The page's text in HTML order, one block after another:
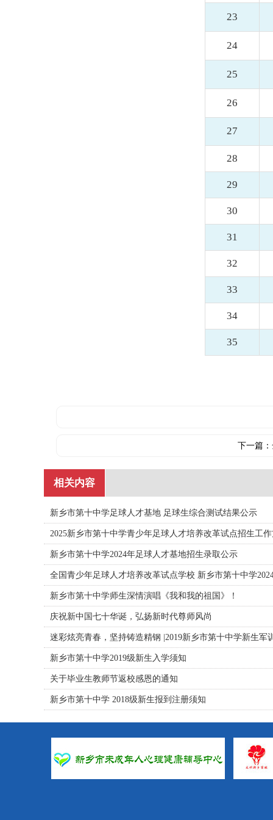
23
24
25
26
27
28
29
30
31
32
33
34
35
下一篇：
相关内容
新乡市第十中学足球人才基地 足球生综合测试结果公示
2025新乡市第十中学青少年足球人才培养改革试点招生工
新乡市第十中学2024年足球人才基地招生录取公示
全国青少年足球人才培养改革试点学校 新乡市第十中学
新乡市第十中学师生深情演唱《我和我的祖国》！
庆祝新中国七十华诞，弘扬新时代尊师风尚
迷彩炫亮青春，坚持铸造精钢 |2019新乡市第十中学新生军
新乡市第十中学2019级新生入学须知
关于毕业生教师节返校感恩的通知
新乡市第十中学 2018级新生报到注册须知